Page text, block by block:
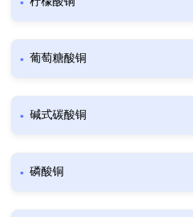
葡萄糖酸铜
碱式碳酸铜
磷酸铜